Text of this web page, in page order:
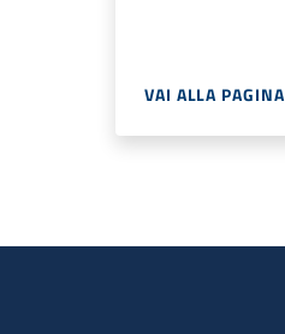
VAI ALLA PAGINA